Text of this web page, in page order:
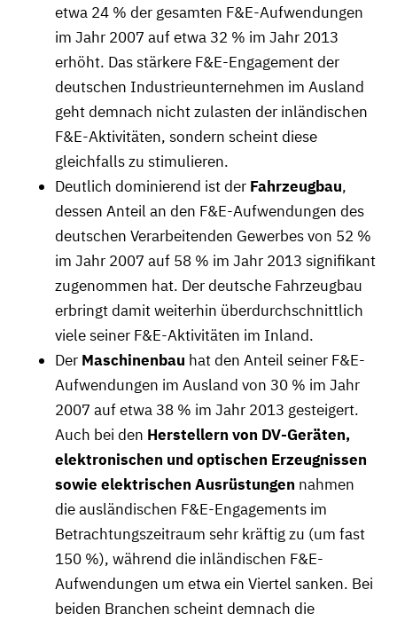
etwa 24 % der gesamten F&E-Aufwendungen
im Jahr 2007 auf etwa 32 % im Jahr 2013
erhöht. Das stärkere F&E-Engagement der
deutschen Industrieunternehmen im Ausland
geht demnach nicht zulasten der inländischen
F&E-Aktivitäten, sondern scheint diese
gleichfalls zu stimulieren.
Deutlich dominierend ist der Fahrzeugbau,
dessen Anteil an den F&E-Aufwendungen des
deutschen Verarbeitenden Gewerbes von 52 %
im Jahr 2007 auf 58 % im Jahr 2013 signifikant
zugenommen hat. Der deutsche Fahrzeugbau
erbringt damit weiterhin überdurchschnittlich
viele seiner F&E-Aktivitäten im Inland.
Der Maschinenbau hat den Anteil seiner F&E-
Aufwendungen im Ausland von 30 % im Jahr
2007 auf etwa 38 % im Jahr 2013 gesteigert.
Auch bei den Herstellern von DV-Geräten,
elektronischen und optischen Erzeugnissen
sowie elektrischen Ausrüstungen nahmen
die ausländischen F&E-Engagements im
Betrachtungszeitraum sehr kräftig zu (um fast
150 %), während die inländischen F&E-
Aufwendungen um etwa ein Viertel sanken. Bei
beiden Branchen scheint demnach die